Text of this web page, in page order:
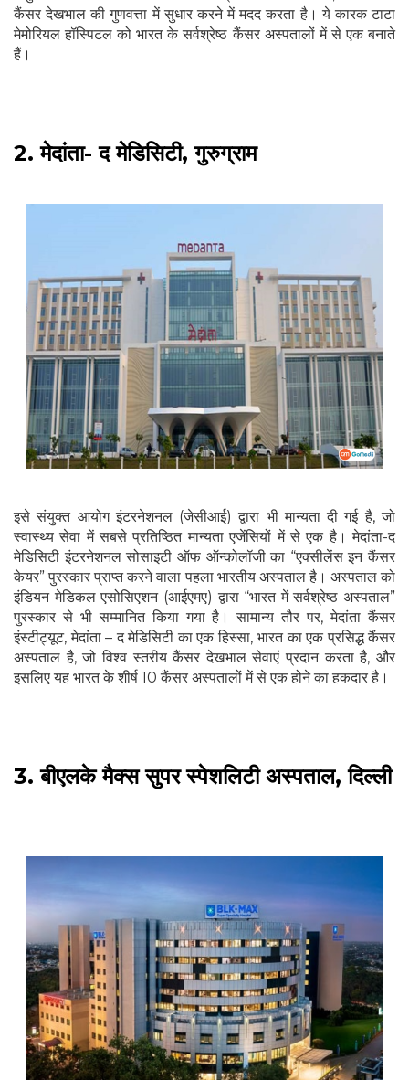
कैंसर देखभाल की गुणवत्ता में सुधार करने में मदद करता है। ये कारक टाटा
मेमोरियल हॉस्पिटल को भारत के सर्वश्रेष्ठ कैंसर अस्पतालों में से एक बनाते
हैं।
2. मेदांता- द मेडिसिटी, गुरुग्राम
इसे संयुक्त आयोग इंटरनेशनल (जेसीआई) द्वारा भी मान्यता दी गई है, जो
स्वास्थ्य सेवा में सबसे प्रतिष्ठित मान्यता एजेंसियों में से एक है। मेदांता-द
मेडिसिटी इंटरनेशनल सोसाइटी ऑफ ऑन्कोलॉजी का “एक्सीलेंस इन कैंसर
केयर” पुरस्कार प्राप्त करने वाला पहला भारतीय अस्पताल है। अस्पताल को
इंडियन मेडिकल एसोसिएशन (आईएमए) द्वारा “भारत में सर्वश्रेष्ठ अस्पताल”
पुरस्कार से भी सम्मानित किया गया है। सामान्य तौर पर, मेदांता कैंसर
इंस्टीट्यूट, मेदांता – द मेडिसिटी का एक हिस्सा, भारत का एक प्रसिद्ध कैंसर
अस्पताल है, जो विश्व स्तरीय कैंसर देखभाल सेवाएं प्रदान करता है, और
इसलिए यह भारत के शीर्ष 10 कैंसर अस्पतालों में से एक होने का हकदार है।
3. बीएलके मैक्स सुपर स्पेशलिटी अस्पताल, दिल्ली